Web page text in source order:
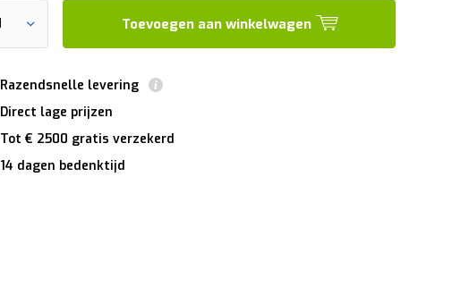
Toevoegen aan winkelwagen
Razendsnelle levering
Direct lage prijzen
Tot € 2500 gratis verzekerd
14 dagen bedenktijd